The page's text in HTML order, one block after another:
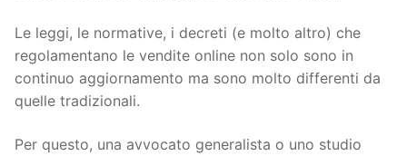
Le leggi, le normative, i decreti (e molto altro) che
regolamentano le vendite online non solo sono in
continuo aggiornamento ma sono molto differenti da
quelle tradizionali.
Per questo, una avvocato generalista o uno studio